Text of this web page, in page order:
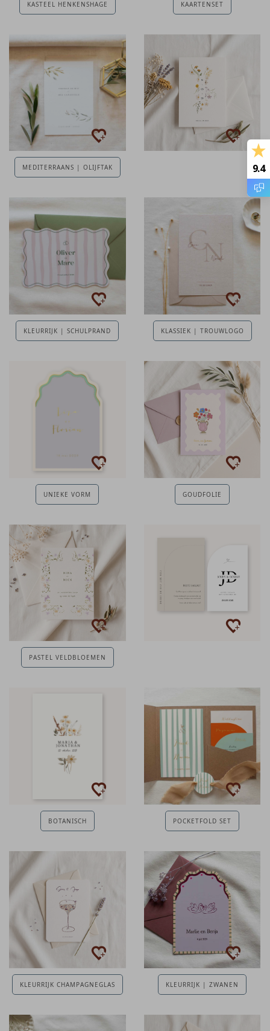
KASTEEL HENKENSHAGE KAARTENSET
MEDITERRAANS | OLIJFTAK
KLEURRIJK | SCHULPRAND KLASSIEK | TROUWLOGO
UNIEKE VORM GOUDFOLIE
PASTEL VELDBLOEMEN
BOTANISCH POCKETFOLD SET
KLEURRIJK CHAMPAGNEGLAS KLEURRIJK | ZWANEN
9.4